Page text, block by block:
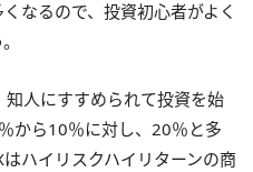
なるので、投資初心者がよく
人にすすめられて投資を始
から10％に対し、20％と多
ハイリスクハイリターンの商